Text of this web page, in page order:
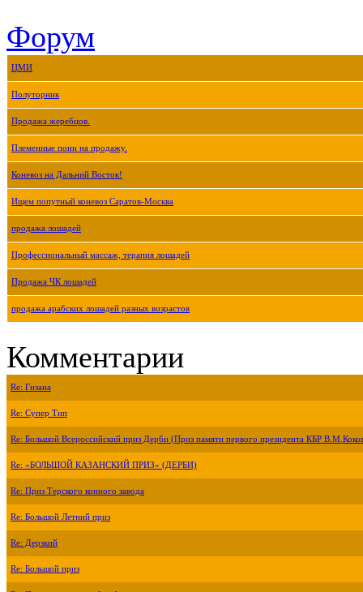
Форум
ЦМИ
Полуторник
Продажа жеребцов.
Племенные пони на продажу.
Коневоз на Дальний Восток!
Ищем попутный коневоз Саратов-Москва
продажа лошадей
Профессиональный массаж, терапия лошадей
Продажа ЧК лошадей
продажа арабских лошадей разных возрастов
Комментарии
Re: Гизана
Re: Супер Тип
Re: Большой Всероссийский приз Дерби (Приз памяти первого президента КБР
Re: «БОЛЬШОЙ КАЗАНСКИЙ ПРИЗ» (ДЕРБИ)
Re: Приз Терского конного завода
Re: Большой Летний приз
Re: Дерзкий
Re: Большой приз